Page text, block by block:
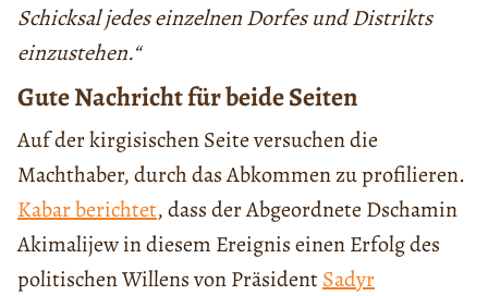
Schicksal jedes einzelnen Dorfes und Distrikts
einzustehen.“
Gute Nachricht für beide Seiten
Auf der kirgisischen Seite versuchen die
Machthaber, durch das Abkommen zu profilieren.
Kabar berichtet, dass der Abgeordnete Dschamin
Akimalijew in diesem Ereignis einen Erfolg des
politischen Willens von PräsidentSadyr